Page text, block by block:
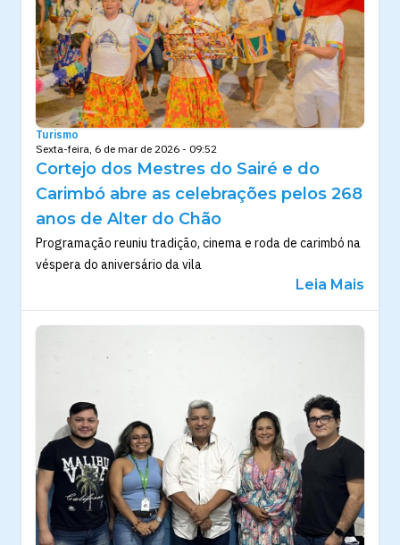
Turismo
Sexta-feira, 6 de mar de 2026 - 09:52
Cortejo dos Mestres do Sairé e do
Carimbó abre as celebrações pelos 268
anos de Alter do Chão
Programação reuniu tradição, cinema e roda de carimbó na
véspera do aniversário da vila
Leia Mais